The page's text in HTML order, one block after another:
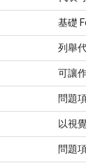
基礎
列舉
可讓
問題
以視
問題